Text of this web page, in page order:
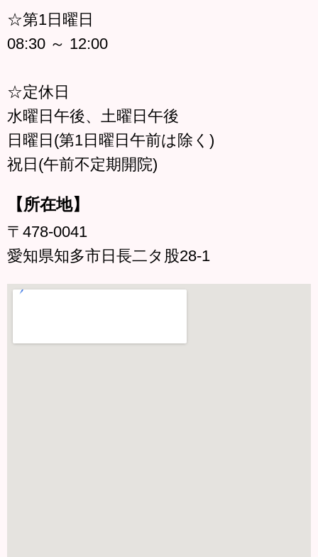
☆第1日曜日
08:30 ～ 12:00
☆定休日
水曜日午後、土曜日午後
日曜日(第1日曜日午前は除く)
祝日(午前不定期開院)
【所在地】
〒478-0041
愛知県知多市日長二タ股28-1